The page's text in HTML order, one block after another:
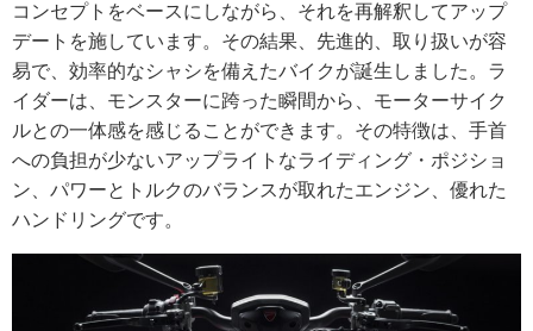
コンセプトをベースにしながら、それを再解釈してアップ
デートを施しています。その結果、先進的、取り扱いが容
易で、効率的なシャシを備えたバイクが誕生しました。ラ
イダーは、モンスターに跨った瞬間から、モーターサイク
ルとの一体感を感じることができます。その特徴は、手首
への負担が少ないアップライトなライディング・ポジショ
ン、パワーとトルクのバランスが取れたエンジン、優れた
ハンドリングです。